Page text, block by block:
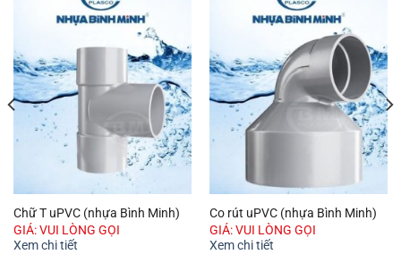
Chữ T uPVC (nhựa Bình Minh)
GIÁ: VUI LÒNG GỌI
Xem chi tiết
Co rút uPVC (nhựa Bình Minh)
GIÁ: VUI LÒNG GỌI
Xem chi tiết